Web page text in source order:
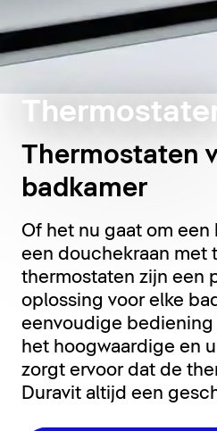
Thermostaten
badkamer
Of het nu gaat om
een douchekraan met
thermostaten zijn een
oplossing voor elke
eenvoudige
het hoogwaardige en
zorgt ervoor dat de
Duravit altijd een